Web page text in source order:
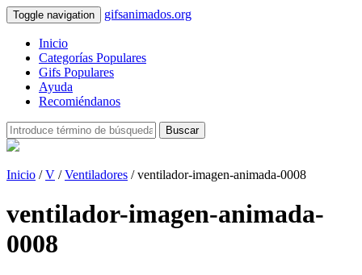
Toggle navigation gifsanimados.org
Inicio
Categorías Populares
Gifs Populares
Ayuda
Recomiéndanos
Buscar
Inicio /V /Ventiladores / ventilador-imagen-animada-0008
ventilador-imagen-animada-
0008